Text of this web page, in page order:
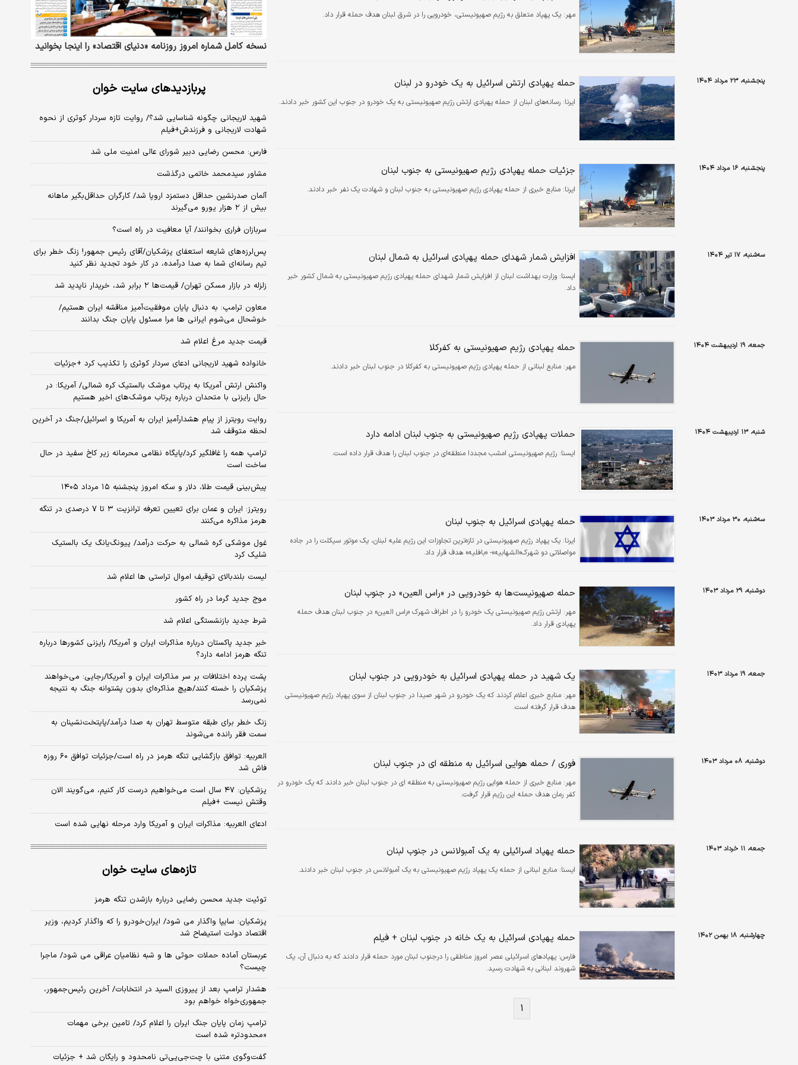
مهر: یک پهپاد متعلق به رژیم صهیونیستی، خودرویی را در شرق لبنان هدف حمله قرار داد.
پنجشنبه، ۲۳ مرداد ۱۴۰۴ حمله پهپادی ارتش اسرائیل به یک خودرو در لبنان
ایرنا: رسانه‌های لبنان از حمله پهپادی ارتش رژیم صهیونیستی به یک خودرو در جنوب این کشور خبر دادند.
پنجشنبه، ۱۶ مرداد ۱۴۰۴ جزئیات حمله پهپادی رژیم صهیونیستی به جنوب لبنان
ایرنا: منابع خبری از حمله پهپادی رژیم صهیونیستی به جنوب لبنان و شهادت یک نفر خبر دادند.
سه‌شنبه، ۱۷ تیر ۱۴۰۴ افزایش شمار شهدای حمله پهپادی اسرائیل به شمال لبنان
ايسنا: وزارت بهداشت لبنان از افزایش شمار شهدای حمله پهپادی رژیم صهیونیستی به شمال کشور خبر
داد.
جمعه، ۱۹ اردیبهشت ۱۴۰۴ حمله پهپادی رژیم صهیونیستی به کفرکلا
مهر: منابع لبنانی از حمله پهپادی رژیم صهیونیستی به کفرکلا در جنوب لبنان خبر دادند.
شنبه، ۱۳ اردیبهشت ۱۴۰۴ حملات پهپادی رژیم صهیونیستی به جنوب لبنان ادامه دارد
ايسنا: رژیم صهیونیستی امشب مجددا منطقه‌ای در جنوب لبنان را هدف قرار داده است.
سه‌شنبه، ۳۰ مرداد ۱۴۰۳ حمله پهپادی اسرائیل به جنوب لبنان
ایرنا: یک پهپاد رژیم صهیونیستی در تازه‌ترین تجاوزات این رژیم علیه لبنان، یک موتور سیکلت را در جاده
مواصلاتی دو شهرک«الشهابیه»- «بافلیه» هدف قرار داد.
دوشنبه، ۲۹ مرداد ۱۴۰۳ حمله صهیونیست‌ها به خودرویی در «راس العین» در جنوب لبنان
مهر: ارتش رژیم صهیونیستی یک خودرو را در اطراف شهرک «راس العین» در جنوب لبنان هدف حمله
پهپادی قرار داد.
جمعه، ۱۹ مرداد ۱۴۰۳ یک شهید در حمله پهپادی اسرائیل به خودرویی در جنوب لبنان
مهر: منابع خبری اعلام کردند که یک خودرو در شهر صیدا در جنوب لبنان از سوی پهپاد رژیم صهیونیستی
هدف قرار گرفته است.
دوشنبه، ۰۸ مرداد ۱۴۰۳ فوری / حمله هوایی اسرائیل به منطقه ای در جنوب لبنان
مهر: منابع خبری از حمله هوایی رژیم صهیونیستی به منطقه ای در جنوب لبنان خبر دادند که یک خودرو در
کفر رمان هدف حمله این رژیم قرار گرفت.
جمعه، ۱۱ خرداد ۱۴۰۳ حمله پهپاد اسرائیلی به یک آمبولانس در جنوب لبنان
ایسنا: منابع لبنانی از حمله یک پهپاد رژیم صهیونیستی به یک آمبولانس در جنوب لبنان خبر دادند.
چهارشنبه، ۱۸ بهمن ۱۴۰۲ حمله پهپادی اسرائیل به یک خانه در جنوب لبنان + فیلم
فارس:
پهپادهای اسرائیلی عصر امروز مناطقی را درجنوب لبنان مورد حمله قرار دادند که به دنبال آن، یک
شهروند لبنانی به شهادت رسید.
۱
نسخه کامل شماره امروز روزنامه «دنیای‌ اقتصاد» را اینجا بخوانید
پربازدیدهای سایت خوان
شهید لاریجانی چگونه شناسایی شد؟/ روایت تازه سردار کوثری از نحوه
شهادت لاریجانی و فرزندش+فیلم
فارس: محسن رضایی دبیر شورای عالی امنیت ملی شد
مشاور سیدمحمد خاتمی درگذشت
آلمان صدرنشین حداقل دستمزد اروپا شد/ کارگران حداقل‌بگیر ماهانه
بیش از ۲ هزار یورو می‌گیرند
سربازان فراری بخوانند/ آیا معافیت در راه است؟
پس‌لرزه‌های شایعه استعفای پزشکیان/آقای رئیس جمهور! زنگ خطر برای
تیم رسانه‌ای شما به صدا درآمده، در کار خود تجدید نظر کنید
زلزله در بازار مسکن تهران/ قیمت‌ها ۲ برابر شد، خریدار ناپدید شد
معاون ترامپ: به دنبال پایان موفقیت‌آمیز مناقشه ایران هستیم/
خوشحال می‌شوم ایرانی ها مرا مسئول پایان جنگ بدانند
قیمت جدید مرغ اعلام شد
خانواده شهید لاریجانی ادعای سردار کوثری را تکذیب کرد +جزئیات
واکنش ارتش آمریکا به پرتاب موشک بالستیک کره شمالی/ آمریکا: در
حال رایزنی با متحدان درباره پرتاب موشک‌های اخیر هستیم
روایت رویترز از پیام هشدارآمیز ایران به آمریکا و اسرائیل/جنگ در آخرین
لحظه متوقف شد
ترامپ همه را غافلگیر کرد/پایگاه نظامی محرمانه زیر کاخ سفید در حال
ساخت است
پیش‌بینی قیمت طلا، دلار و سکه امروز پنجشنبه ۱۵ مرداد ۱۴۰۵
رویترز: ایران و عمان برای تعیین تعرفه ترانزیت ۳ تا ۷ درصدی در تنگه
هرمز مذاکره می‌کنند
غول موشکی کره شمالی به حرکت درآمد/ پیونگ‌یانگ یک بالستیک
شلیک کرد
لیست بلندبالای توقیف اموال تراستی ها اعلام شد
موج جدید گرما در راه کشور
شرط جدید بازنشستگی اعلام شد
خبر جدید پاکستان درباره مذاکرات ایران و آمریکا/ رایزنی کشورها درباره
تنگه هرمز ادامه دارد؟
پشت پرده اختلافات بر سر مذاکرات ایران و آمریکا/رجایی: می‌خواهند
پزشکیان را خسته کنند/هیچ مذاکره‌ای بدون پشتوانه جنگ به نتیجه
نمی‌رسد
زنگ خطر برای طبقه متوسط تهران به صدا درآمد/پایتخت‌نشینان به
سمت فقر رانده می‌شوند
العربیه: توافق بازگشایی تنگه هرمز در راه است/جزئیات توافق ۶۰ روزه
فاش شد
پزشکیان: ۴۷ سال است می‌خواهیم درست کار کنیم، می‌گویند الان
وقتش نیست +فیلم
ادعای العربیه: مذاکرات ایران و آمریکا وارد مرحله نهایی شده است
تازه‌های سایت خوان
توئیت جدید محسن رضایی درباره بازشدن تنگه هرمز
پزشکیان: سایپا واگذار می شود/ ایران‌خودرو را که واگذار کردیم، وزیر
اقتصاد دولت استیضاح شد
عربستان آماده حملات حوثی ها و شبه نظامیان عراقی می شود/ ماجرا
چیست؟
هشدار ترامپ بعد از پیروزی السید در انتخابات/ آخرین رئیس‌جمهور،
جمهوری‌خواه خواهم بود
ترامپ زمان پایان جنگ ایران را اعلام کرد/ تامین برخی مهمات
«محدودتر» شده است
گفت‌وگوی متنی با چت‌جی‌پی‌تی نامحدود و رایگان شد + جزئیات